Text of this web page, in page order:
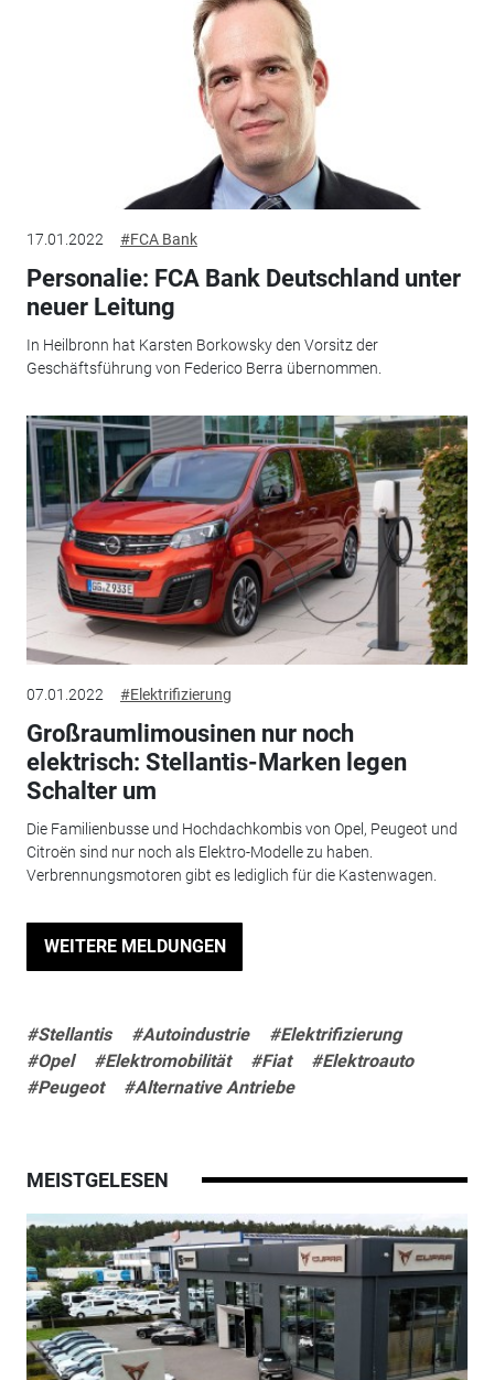
17.01.2022 #FCA Bank
Personalie: FCA Bank Deutschland unter
neuer Leitung
In Heilbronn hat Karsten Borkowsky den Vorsitz der
Geschäftsführung von Federico Berra übernommen.
07.01.2022 #Elektrifizierung
Großraumlimousinen nur noch
elektrisch: Stellantis-Marken legen
Schalter um
Die Familienbusse und Hochdachkombis von Opel, Peugeot und
Citroën sind nur noch als Elektro-Modelle zu haben.
Verbrennungsmotoren gibt es lediglich für die Kastenwagen.
WEITERE MELDUNGEN
#Stellantis #Autoindustrie
#Elektrifizierung
#Opel
#Elektromobilität #Fiat
#Elektroauto
#Peugeot
#Alternative Antriebe
MEISTGELESEN